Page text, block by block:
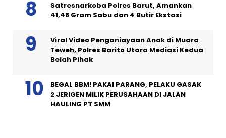
Satresnarkoba Polres Barut, Amankan
41,48 Gram Sabu dan 4 Butir Ekstasi
Viral Video Penganiayaan Anak di Muara
Teweh, Polres Barito Utara Mediasi Kedua
Belah Pihak
BEGAL BBM! PAKAI PARANG, PELAKU GASAK
2 JERIGEN MILIK PERUSAHAAN DI JALAN
HAULING PT SMM